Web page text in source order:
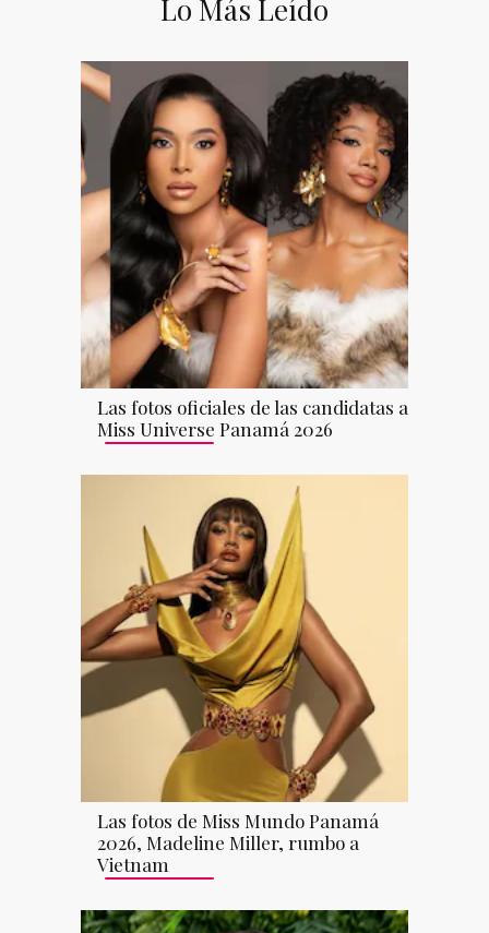
Lo Más Leído
Las fotos oficiales de las candidatas a
Miss Universe Panamá 2026
Las fotos de Miss Mundo Panamá
2026, Madeline Miller, rumbo a
Vietnam